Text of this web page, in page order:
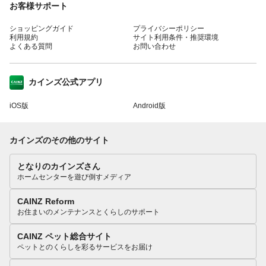
お客様サポート
ショッピングガイド
利用規約
よくある質問
プライバシーポリシー
サイト利用条件・推奨環境
お問い合わせ
カインズ公式アプリ
iOS版 Android版
カインズのその他のサイト
となりのカインズさん
ホームセンターを遊び倒すメディア
CAINZ Reform
お住まいのメンテナンスとくらしのサポート
CAINZ ペット総合サイト
ペットとのくらしを彩るサービスをお届け